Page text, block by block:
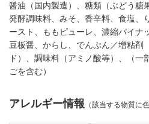
醤油（国内製造）、糖類（ぶどう糖
発酵調味料、みそ、香辛料、食塩、
ースト、ももピューレ、濃縮パイナ
豆板醤、からし、でんぷん／増粘剤
ド）、調味料（アミノ酸等）、（一
ごを含む）
アレルギー情報 （該当する物質に